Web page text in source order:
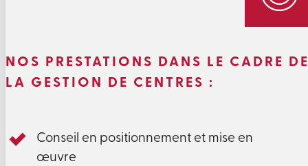
NOS PRESTATIONS DANS LE CADRE
LA GESTION DE CENTRES :
Conseil en positionnement et mise en
œuvre